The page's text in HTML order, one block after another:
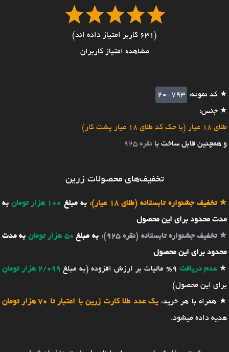
(631 کاربر امتیاز داده اند)
مشاهده امتیاز کاربران
★ کد نمونه: 20-793
★ جنس:
طلای 18 عیار (با حک کد طلای 18 عیار پشت کار)
و همچنین قابل ساخت با نقره 925
تخفیف‌های محصولات زرین
★تخفیف جشنواره تابستانه (طلای 18 عیار): به مبلغ 100 هزار تومان
به
مدت محدود برای این محصول
★تخفیف جشنواره تابستانه (نقره 925): به مبلغ 50 هزار تومان
به مدت
محدود برای این محصول
★عدم دریافت 9% مالیات بر ارزش افزوده (به مبلغ
2/099 هزار تومان
برای این محصول)
★ همراه با هر خرید،یک عدد طلا کارت زرین با اعتبار تا 70 هزار تومان
هدیه داده میشود.